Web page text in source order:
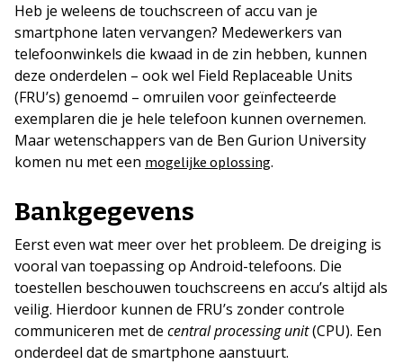
Heb je weleens de touchscreen of accu van je
smartphone laten vervangen? Medewerkers van
telefoonwinkels die kwaad in de zin hebben, kunnen
deze onderdelen – ook wel Field Replaceable Units
(FRU’s) genoemd – omruilen voor geïnfecteerde
exemplaren die je hele telefoon kunnen overnemen.
Maar wetenschappers van de Ben Gurion University
komen nu met een mogelijke oplossing.
Bankgegevens
Eerst even wat meer over het probleem. De dreiging is
vooral van toepassing op Android-telefoons. Die
toestellen beschouwen touchscreens en accu’s altijd als
veilig. Hierdoor kunnen de FRU’s zonder controle
communiceren met de central processing unit(CPU). Een
onderdeel dat de smartphone aanstuurt.